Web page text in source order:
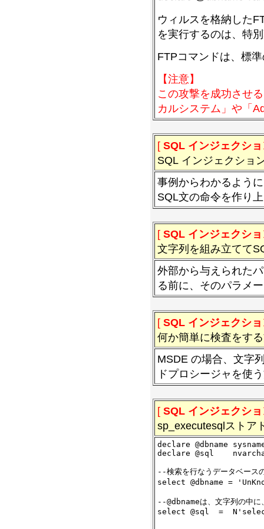
ウィルスを格納した
を実行するのは、特
FTPコマンドは、標
【注意】
この攻撃を成功させ
カルシステム」や「
[ SQL インジェクシ
SQL インジェクショ
事例からわかるよう
SQL文の命令を作り
[ SQL インジェクシ
文字列を組み立てて
外部から与えられた
る前に、そのパラメ
[ SQL インジェクシ
何か簡単に検査をす
MSDE の場合、文字
ドプロシージャを使
[ SQL インジェクシ
sp_executesqlストア
declare @dbname
declare @sql
--検索を行なうデータベース
select @dbname =
--@dbnameは、文字列の中に
select @sql  =